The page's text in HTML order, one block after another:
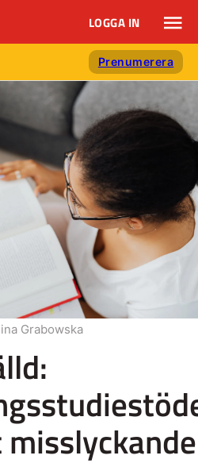
LOGGA IN
Prenumerera
Grabowska